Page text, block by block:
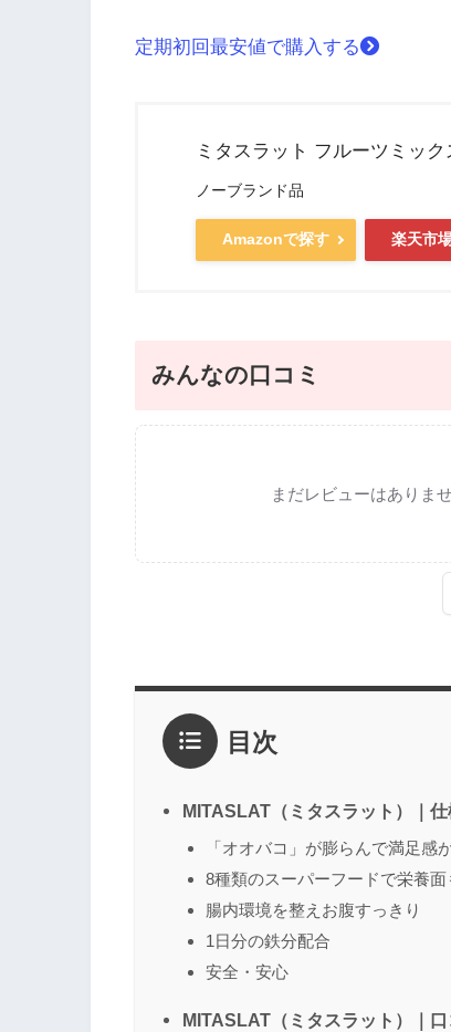
定期初回最安値で購入する
ミタスラット フルーツミック
ノーブランド品
Amazonで探す 楽天市
みんなの口コミ
まだレビューはありま
2点
1点
感想*
目次
MITASLAT（ミタスラット）｜
「オオバコ」が膨らんで満足感
8種類のスーパーフードで栄養面
腸内環境を整えお腹すっきり
1日分の鉄分配合
安全・安心
MITASLAT（ミタスラット）｜口